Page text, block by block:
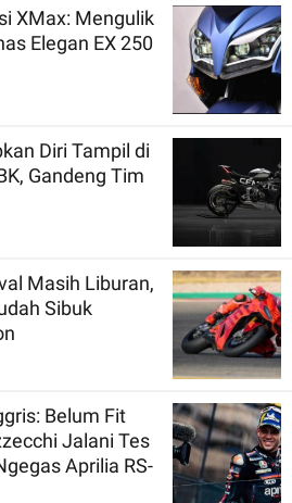
XMax: Mengulik
Elegan EX 250
Diri Tampil di
Gandeng Tim
Masih Liburan,
Sibuk
Belum Fit
Jalani Tes
Aprilia RS-